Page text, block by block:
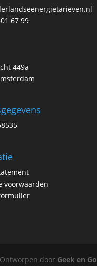
67 99
449a
voorwaarden
Ontworpen door Geek en Go